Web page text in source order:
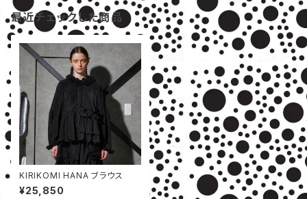
最近チェックした商品
KIRIKOMI HANA ブラウス
¥25,850